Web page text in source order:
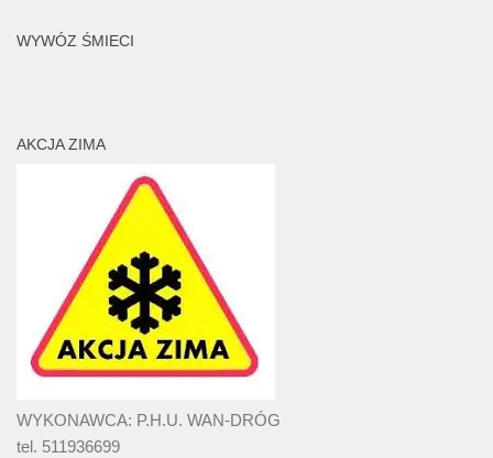
WYWÓZ ŚMIECI
AKCJA ZIMA
WYKONAWCA: P.H.U. WAN-DRÓG
tel. 511936699